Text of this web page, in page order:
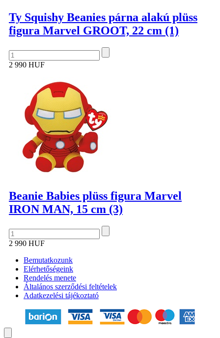
Ty Squishy Beanies párna alakú plüss
figura Marvel GROOT, 22 cm (1)
2 990 HUF
Beanie Babies plüss figura Marvel
IRON MAN, 15 cm (3)
2 990 HUF
Bemutatkozunk
Elérhetőségeink
Rendelés menete
Általános szerződési feltételek
Adatkezelési tájékoztató